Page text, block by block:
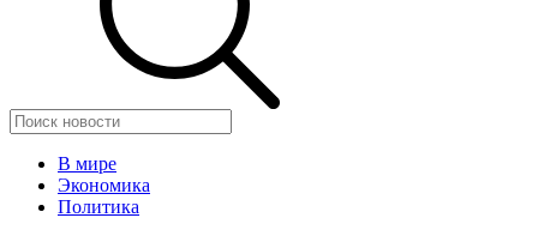
В мире
Экономика
Политика